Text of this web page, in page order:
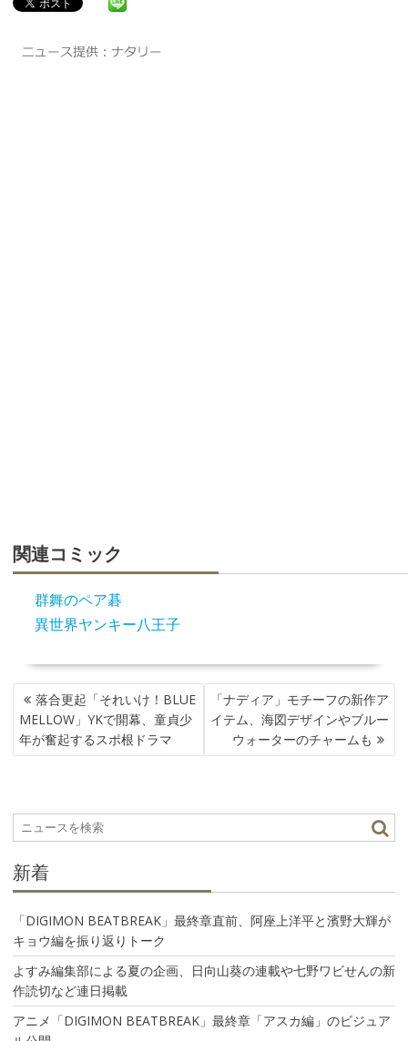
関連コミック
群舞のペア碁
異世界ヤンキー八王子
投
稿
ナ
ビ
シ
ョ
落合更起「それいけ！BLUE
MELLOW」YKで開幕、童貞少
年が奮起するスポ根ドラマ
「ナディア」モチーフの新作ア
イテム、海図デザインやブルー
ウォーターのチャームも
新着
「DIGIMON BEATBREAK」最終章直前、阿座上洋平と濱野大輝が
キョウ編を振り返りトーク
よすみ編集部による夏の企画、日向山葵の連載や七野ワビせんの新
作読切など連日掲載
アニメ「DIGIMON BEATBREAK」最終章「アスカ編」のビジュア